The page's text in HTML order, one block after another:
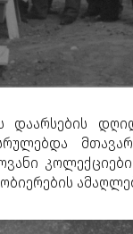
დაარსების